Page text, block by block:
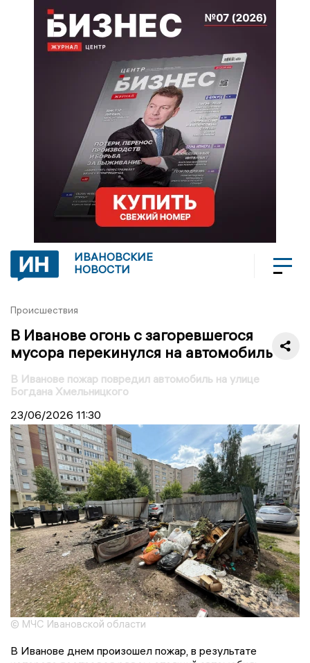
ИВАНОВСКИЕ
НОВОСТИ
Происшествия
В Иванове огонь с загоревшегося
мусора перекинулся на автомобиль
В Иванове пожар повредил автомобиль на улице
Богдана Хмельницкого
23/06/2026 11:30
© МЧС Ивановской области
В Иванове днем произошел пожар, в результате